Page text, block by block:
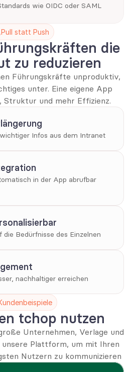
wie OIDC oder SAML
Pull statt Push
die
zu reduzieren
Führungskräfte unproduktiv,
unter. Eine eigene App
Struktur und mehr Effizienz.
Infos aus dem Intranet
in der App abrufbar
die Bedürfnisse des Einzelnen
nachhaltiger erreichen
tchop nutzen
Unternehmen, Verlage und
unsere Plattform, um mit Ihren
Nutzern zu kommunizieren